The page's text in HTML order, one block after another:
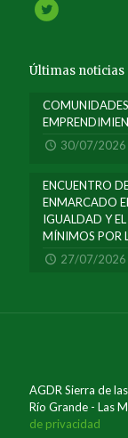
Últimas noticias
30/07/2026
ENCUENTRO
ENMARCADO
IGUALDAD Y
MÍNIMOS POR
27/07/2026
AGDR Sierra de
Río Grande - Las
de privacidad